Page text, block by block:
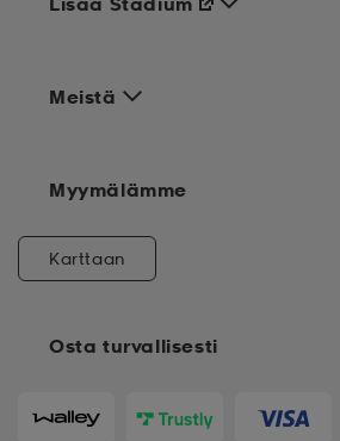
Meistä
Osta turvallisesti
Myymälämme
Karttaan